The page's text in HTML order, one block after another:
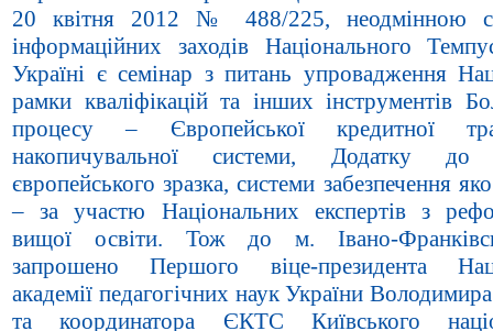
20 квітня 2012 № 488/225, неодмінною
інформаційних заходів Національного
Україні є семінар з питань упровадження
рамки кваліфікацій та інших інструментів
процесу – Європейської кредитної
накопичувальної системи, Додатку до
європейського зразка, системи забезпечення
– за участю Національних експертів з
вищої освіти. Тож до м. Івано-
запрошено Першого віце-президента
академії педагогічних наук України
та координатора ЄКТС Київського